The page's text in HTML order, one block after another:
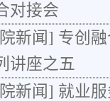
对接会
新闻] 专创
讲座之五
新闻] 就业